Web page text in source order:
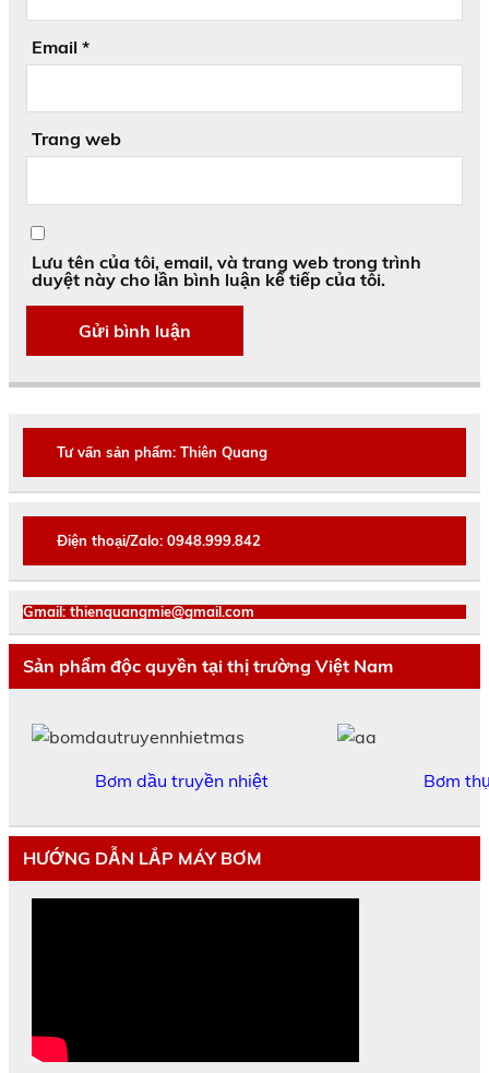
Email *
Trang web
Lưu tên của tôi, email, và trang web trong trình
duyệt này cho lần bình luận kế tiếp của tôi.
Tư vấn sản phẩm: Thiên Quang
Điện thoại/Zalo: 0948.999.842
Gmail: thienquangmie@gmail.com
Sản phẩm độc quyền tại thị trường Việt Nam
Bơm dầu truyền nhiệt Bơm
HƯỚNG DẪN LẮP MÁY BƠM